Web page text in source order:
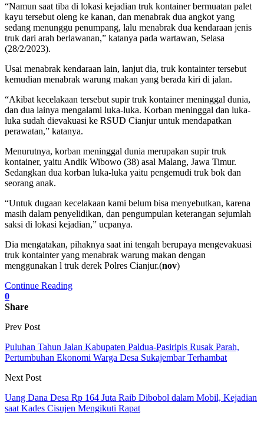
“Namun saat tiba di lokasi kejadian truk kontainer bermuatan palet
kayu tersebut oleng ke kanan, dan menabrak dua angkot yang
sedang menunggu penumpang, lalu menabrak dua kendaraan jenis
truk dari arah berlawanan,” katanya pada wartawan, Selasa
(28/2/2023).
Usai menabrak kendaraan lain, lanjut dia, truk kontainter tersebut
kemudian menabrak warung makan yang berada kiri di jalan.
“Akibat kecelakaan tersebut supir truk kontainer meninggal dunia,
dan dua lainya mengalami luka-luka. Korban meninggal dan luka-
luka sudah dievakuasi ke RSUD Cianjur untuk mendapatkan
perawatan,” katanya.
Menurutnya, korban meninggal dunia merupakan supir truk
kontainer, yaitu Andik Wibowo (38) asal Malang, Jawa Timur.
Sedangkan dua korban luka-luka yaitu pengemudi truk bok dan
seorang anak.
“Untuk dugaan kecelakaan kami belum bisa menyebutkan, karena
masih dalam penyelidikan, dan pengumpulan keterangan sejumlah
saksi di lokasi kejadian,” ucpanya.
Dia mengatakan, pihaknya saat ini tengah berupaya mengevakuasi
truk kontainter yang menabrak warung makan dengan
menggunakan l truk derek Polres Cianjur.(nov)
Continue Reading
0
Share
Prev Post
Puluhan Tahun Jalan Kabupaten Paldua-Pasiripis Rusak Parah,
Pertumbuhan Ekonomi Warga Desa Sukajembar Terhambat
Next Post
Uang Dana Desa Rp 164 Juta Raib Dibobol dalam Mobil, Kejadian
saat Kades Cisujen Mengikuti Rapat